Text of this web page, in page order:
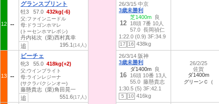
12
グランスプリント
牡3 57.0 432kg(-6)
父:ファインニードル
母:ドラゴンホマレ
(トーセンホマレボシ)
丹内祐次 (栗)西村真幸
195.1(14人)
追
13
ビーチェ
牝3 55.0 418kg(+2)
父:ウインブライト
母:ラインレジーナ
(サクラバクシンオー)
藤懸貴志 (栗)角田晃一
551.6(17人)
追
26/3/15 中京
3歳未勝利
12
芝1400m 良
18頭 7番 10人
57.0 長岡禎仁
1:22.0 (0.9) 3F:34.9
17 16 438kg
26/3/14 阪神
3歳未勝利
16
ダ1400m 良
16頭 10番 13人
55.0 藤懸貴志
1:30.5 (5) 3F:42.1
5 10 416kg
26/2/25
佐賀
ダ1400m
グリーンＣ（